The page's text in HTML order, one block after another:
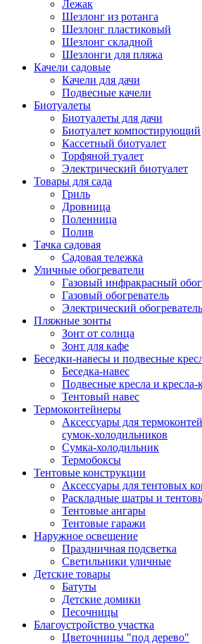
Лежак
Шезлонг из ротанга
Шезлонг пластиковый
Шезлонг складной
Шезлонги для пляжа
Качели садовые
Качели для дачи
Подвесные качели
Биотуалеты
Биотуалеты для дачи
Биотуалет компостирующий
Кассетный биотуалет
Торфяной туалет
Электрический биотуалет
Товары для сада
Гриль
Дровница
Поленница
Полив
Тачка садовая
Садовая тележка
Уличные обогреватели
Газовый инфракрасный
Газовый обогреватель
Электрический обогреватель
Пляжные зонты
Зонт от солнца
Зонт для кафе
Беседки-навесы и подвесные
Беседка-навес
Подвесные кресла и кресла-
Тентовый навес
Термоконтейнеры
Аксессуары для
сумок-холодильников
Сумка-холодильник
Термобоксы
Тентовые конструкции
Аксессуары для тентовых
Раскладные шатры и
Тентовые ангары
Тентовые гаражи
Наружное освещение
Праздничная подсветка
Светильники уличные
Детские товары
Батуты
Детские домики
Песочницы
Благоустройство участка
Цветочницы "под дерево"